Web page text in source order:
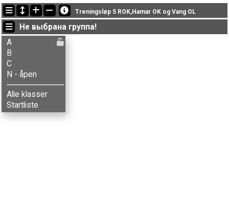
Последние обновления
23:58:21: Ola Jordheim (A) got new status: disq
18:54:19: Jokop Løfdal (C) got new status: disq
18:37:38: Inger M. Øygard (B) финишировал с результатом 35:31 (15)
Treningsløp 5 ROK,Hamar OK og Vang OL
Не выбрана группа!
A
B
C
N - åpen
Alle klasser
Startliste